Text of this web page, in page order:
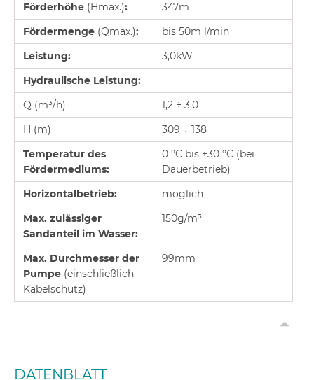
Förderhöhe (Hmax.):
347m
Fördermenge (Qmax.):
bis 50m l/min
Leistung:
3,0kW
Hydraulische Leistung:
Q (m³/h)
1,2 ÷ 3,0
H (m)
309 ÷ 138
Temperatur des
Fördermediums:
0 °C bis +30 °C (bei
Dauerbetrieb)
Horizontalbetrieb:
möglich
Max. zulässiger
Sandanteil im Wasser:
150g/m³
Max. Durchmesser der
Pumpe (einschließlich
Kabelschutz)
99mm
DATENBLATT